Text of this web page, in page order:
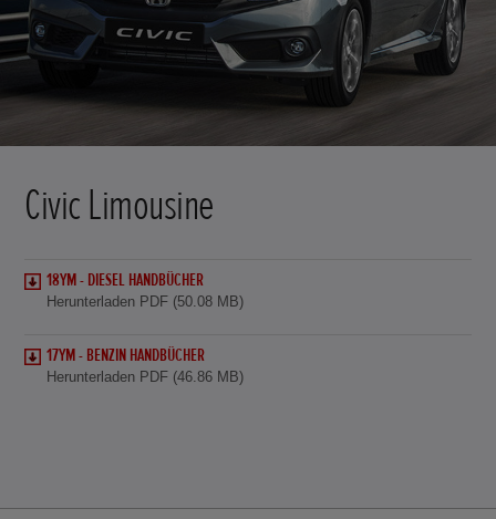
Civic Limousine
18YM - DIESEL HANDBÜCHER
Herunterladen PDF (50.08 MB)
17YM - BENZIN HANDBÜCHER
Herunterladen PDF (46.86 MB)